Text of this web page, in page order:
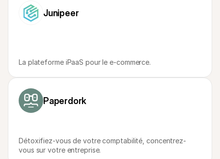
Junipeer
La plateforme iPaaS pour le e-commerce.
Paperdork
Détoxifiez-vous de votre comptabilité, concentrez-
vous sur votre entreprise.